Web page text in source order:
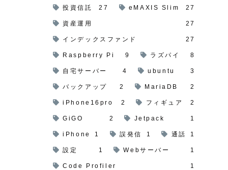
投資信託 27 eMAXIS Slim 27
資産運用 27
インデックスファンド 27
Raspberry Pi 9 ラズパイ 8
自宅サーバー 4 ubuntu 3
バックアップ 2 MariaDB 2
iPhone16pro 2 フィギュア 2
GiGO 2 Jetpack 1
iPhone 1 誤発信 1 通話 1
設定 1 Webサーバー 1
Code Profiler 1